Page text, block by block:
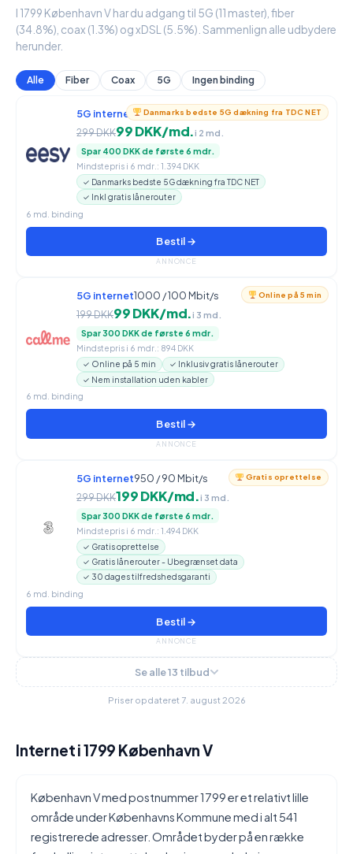
I 1799 København V har du adgang til 5G (11 master), fiber
(34.8%), coax (1.3%) og xDSL (5.5%). Sammenlign alle udbydere
herunder.
Alle Fiber Coax 5G Ingen binding
Danmarks bedste 5G dækning fra TDC NET
5G internet950 / 90 Mbit/s
299 DKK99 DKK/md.i 2 md.
Spar 400 DKK de første 6 mdr.
Mindstepris i 6 mdr.: 1.394 DKK
✓ Danmarks bedste 5G dækning fra TDC NET
✓ Inkl gratis lånerouter
6 md. binding
Bestil →
ANNONCE
Online på 5 min
5G internet1000 / 100 Mbit/s
199 DKK99 DKK/md.i 3 md.
Spar 300 DKK de første 6 mdr.
Mindstepris i 6 mdr.: 894 DKK
✓ Online på 5 min
✓ Inklusiv gratis lånerouter
✓ Nem installation uden kabler
6 md. binding
Bestil →
ANNONCE
Gratis oprettelse
5G internet950 / 90 Mbit/s
299 DKK199 DKK/md.i 3 md.
Spar 300 DKK de første 6 mdr.
Mindstepris i 6 mdr.: 1.494 DKK
✓ Gratis oprettelse
✓ Gratis lånerouter - Ubegrænset data
✓ 30 dages tilfredshedsgaranti
6 md. binding
Bestil →
ANNONCE
Se alle 13 tilbud
Priser opdateret 7. august 2026
Internet i 1799 København V
København V med postnummer 1799 er et relativt lille
område under Københavns Kommune med i alt 541
registrerede adresser. Området byder på en række